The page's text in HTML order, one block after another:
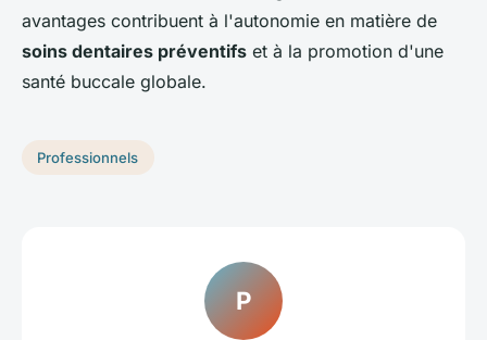
avantages contribuent à l'autonomie en matière de
soins dentaires préventifs et à la promotion d'une
santé buccale globale.
Professionnels
P